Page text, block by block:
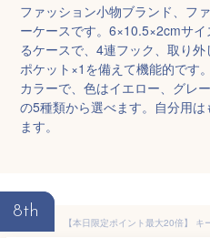
ファッション小物ブランド、フ
ーケースです。6×10.5×2cmサ
るケースで、4連フック、取り
ポケット×1を備えて機能的です
カラーで、色はイエロー、グレ
の5種類から選べます。自分用
ます。
8th